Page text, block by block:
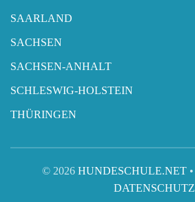
SAARLAND
SACHSEN
SACHSEN-ANHALT
SCHLESWIG-HOLSTEIN
THÜRINGEN
© 2026 HUNDESCHULE.NET•
DATENSCHUTZ